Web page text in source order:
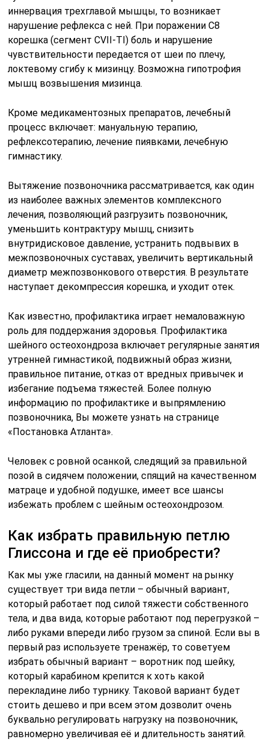
иннервация трехглавой мышцы, то возникает
нарушение рефлекса с ней. При поражении С8
корешка (сегмент CVII-TI) боль и нарушение
чувствительности передается от шеи по плечу,
локтевому сгибу к мизинцу. Возможна гипотрофия
мышц возвышения мизинца.
Кроме медикаментозных препаратов, лечебный
процесс включает: мануальную терапию,
рефлексотерапию, лечение пиявками, лечебную
гимнастику.
Вытяжение позвоночника рассматривается, как один
из наиболее важных элементов комплексного
лечения, позволяющий разгрузить позвоночник,
уменьшить контрактуру мышц, снизить
внутридисковое давление, устранить подвывих в
межпозвоночных суставах, увеличить вертикальный
диаметр межпозвонкового отверстия. В результате
наступает декомпрессия корешка, и уходит отек.
Как известно, профилактика играет немаловажную
роль для поддержания здоровья. Профилактика
шейного остеохондроза включает регулярные занятия
утренней гимнастикой, подвижный образ жизни,
правильное питание, отказ от вредных привычек и
избегание подъема тяжестей. Более полную
информацию по профилактике и выпрямлению
позвоночника, Вы можете узнать на странице
«Постановка Атланта».
Человек с ровной осанкой, следящий за правильной
позой в сидячем положении, спящий на качественном
матраце и удобной подушке, имеет все шансы
избежать проблем с шейным остеохондрозом.
Как избрать правильную петлю
Глиссона и где её приобрести?
Как мы уже гласили, на данный момент на рынку
существует три вида петли – обычный вариант,
который работает под силой тяжести собственного
тела, и два вида, которые работают под перегрузкой –
либо руками впереди либо грузом за спиной. Если вы в
первый раз используете тренажёр, то советуем
избрать обычный вариант – воротник под шейку,
который карабином крепится к хоть какой
перекладине либо турнику. Таковой вариант будет
стоить дешево и при всем этом дозволит очень
буквально регулировать нагрузку на позвоночник,
равномерно увеличивая её и длительность занятий.